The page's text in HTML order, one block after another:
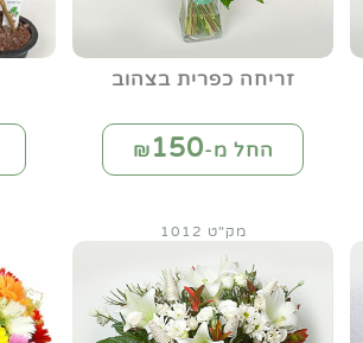
זריחה כפרית בצהוב
החל מ-₪150
מק"ט 1012